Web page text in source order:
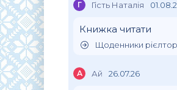
Г Гість Наталія
Книжка читати
Щоденники рієлторки
А Ай 26.07.26